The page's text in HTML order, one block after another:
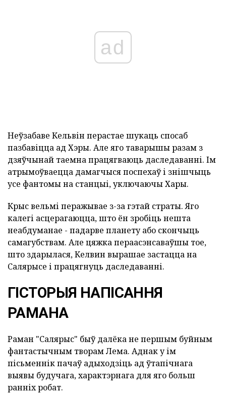
ad
Неўзабаве Кельвін перастае шукаць спосаб
пазбавіцца ад Хэры. Але яго таварышы разам з
дзяўчынай таемна працягваюць даследаванні. Ім
атрымоўваецца дамагчыся поспехаў і знішчыць
усе фантомы на станцыі, уключаючы Хары.
Крыс вельмі перажывае з-за гэтай страты. Яго
калегі асцерагаюцца, што ён зробіць нешта
неабдуманае - падарве планету або скончыць
самагубствам. Але цяжка пераасэнсаваўшы тое,
што здарылася, Келвин вырашае застацца на
Салярысе і працягнуць даследаванні.
ГІСТОРЫЯ НАПІСАННЯ
РАМАНА
Раман "Салярыс" быў далёка не першым буйным
фантастычным творам Лема. Аднак у ім
пісьменнік пачаў адыходзіць ад ўтапічнага
выявы будучага, характэрнага для яго больш
ранніх робат.